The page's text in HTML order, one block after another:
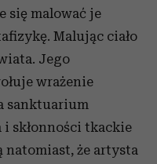
się malować je
Malując ciało
Jego
wrażenie
sanktuarium
skłonności tkackie
że artysta